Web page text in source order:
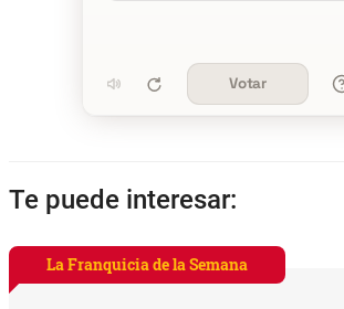
Votar
Te puede interesar:
La Franquicia de la Semana